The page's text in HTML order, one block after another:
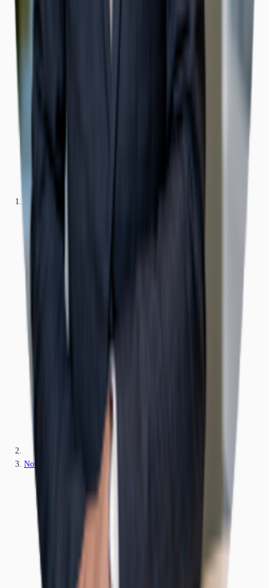
Nordrhein-Westfalen